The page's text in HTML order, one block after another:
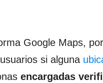
Google Maps,
si alguna
encargadas